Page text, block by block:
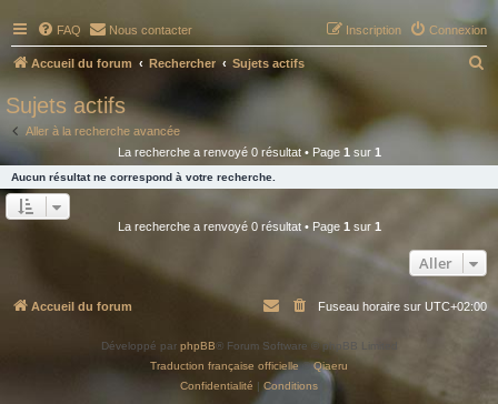
FAQ Nous contacter Connexion
Inscription
Accueil du forum Rechercher Sujets actifs
e
e
r
Sujets actifs
Aller à la recherche avancée
La recherche a renvoyé 0 résultat • Page 1sur 1
Aucun résultat ne correspond à votre recherche.
La recherche a renvoyé 0 résultat • Page 1 sur 1
Aller
Accueil du forum Fuseau horaire sur UTC+02:00
Développé par phpBB® Forum Software © phpBB Limited
Traduction française officielle©Qiaeru
Confidentialité | Conditions